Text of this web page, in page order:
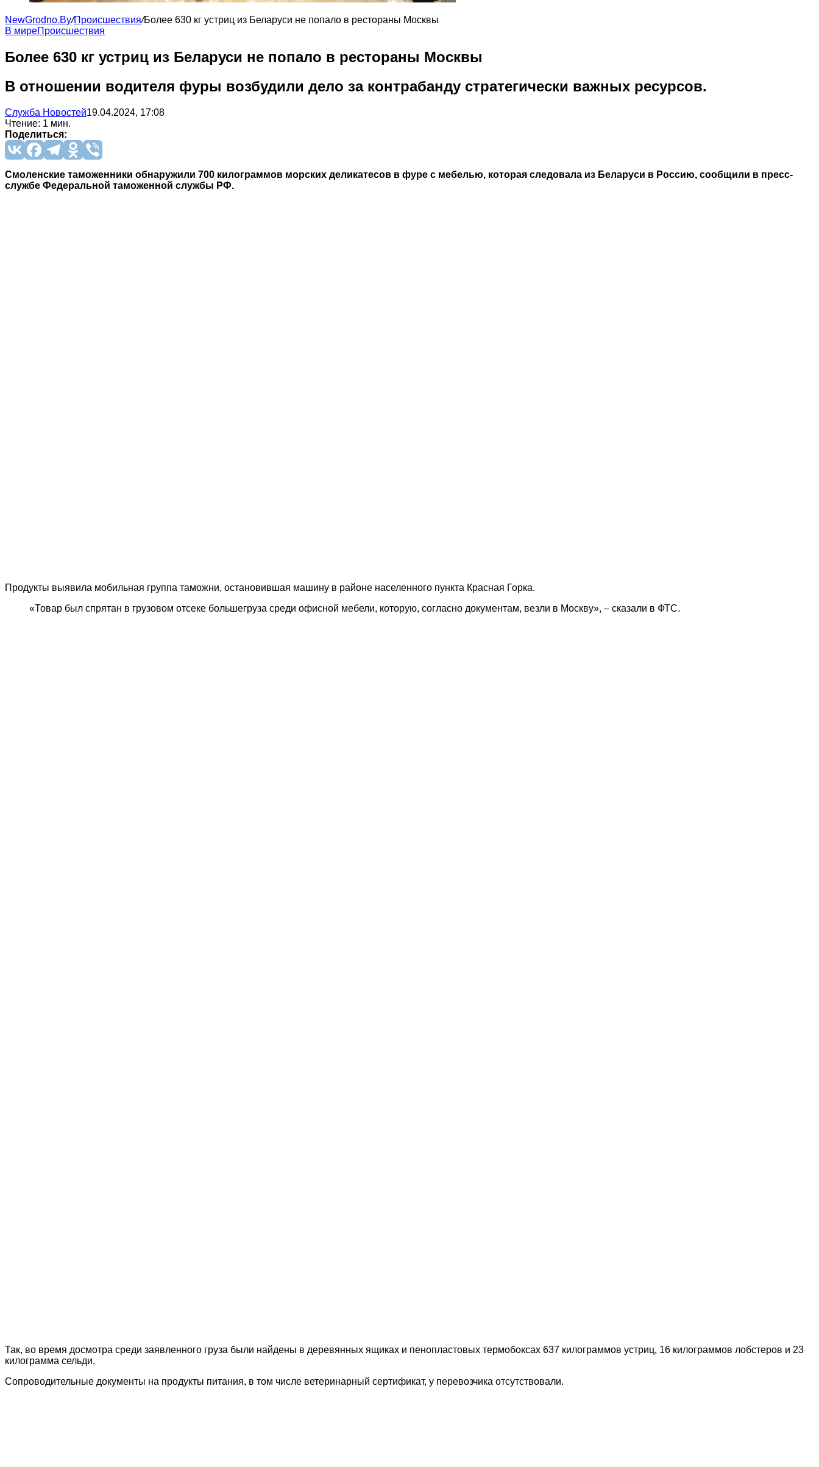
NewGrodno.By/Происшествия/Более 630 кг устриц из Беларуси не попало в рестораны Москвы
В миреПроисшествия
Более 630 кг устриц из Беларуси не попало в рестораны Москвы
В отношении водителя фуры возбудили дело за контрабанду стратегически важных ресурсов.
Служба Новостей19.04.2024, 17:08
Чтение: 1 мин.
Поделиться:
Смоленские таможенники обнаружили 700 килограммов морских деликатесов в фуре с мебелью, которая следовала из Беларуси в Россию, сообщили в пресс-
службе Федеральной таможенной службы РФ.
Продукты выявила мобильная группа таможни, остановившая машину в районе населенного пункта Красная Горка.
«Товар был спрятан в грузовом отсеке большегруза среди офисной мебели, которую, согласно документам, везли в Москву», – сказали в ФТС.
Так, во время досмотра среди заявленного груза были найдены в деревянных ящиках и пенопластовых термобоксах 637 килограммов устриц, 16 килограммов лобстеров и 23
килограмма сельди.
Сопроводительные документы на продукты питания, в том числе ветеринарный сертификат, у перевозчика отсутствовали.